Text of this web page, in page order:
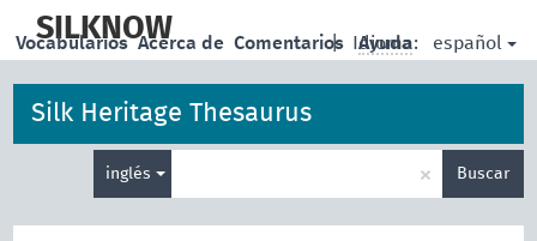
main
SILKNOW | Idioma: español
Vocabularios Acerca de Comentarios Ayuda
Silk Heritage Thesaurus
inglés × Buscar